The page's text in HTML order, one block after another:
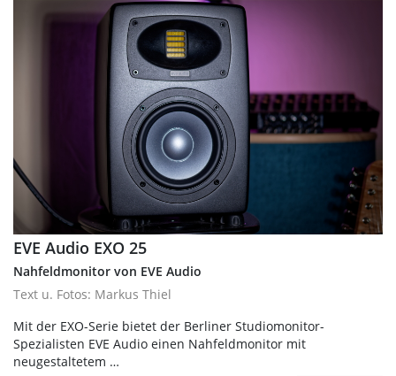
EVE Audio EXO 25
Nahfeldmonitor von EVE Audio
Text u. Fotos: Markus Thiel
Mit der EXO-Serie bietet der Berliner Studiomonitor-
Spezialisten EVE Audio einen Nahfeldmonitor mit
neugestaltetem …